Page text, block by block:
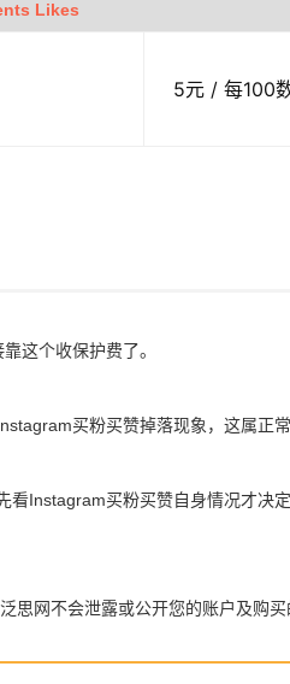
Likes
5元 / 每100
这个收保护费了。
买粉买赞掉落现象，这属正常
Instagram买粉买赞自身情况才决
网不会泄露或公开您的账户及购买